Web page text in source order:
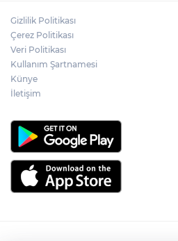
Gizlilik Politikası
Çerez Politikası
Veri Politikası
Kullanım Şartnamesi
Künye
İletişim